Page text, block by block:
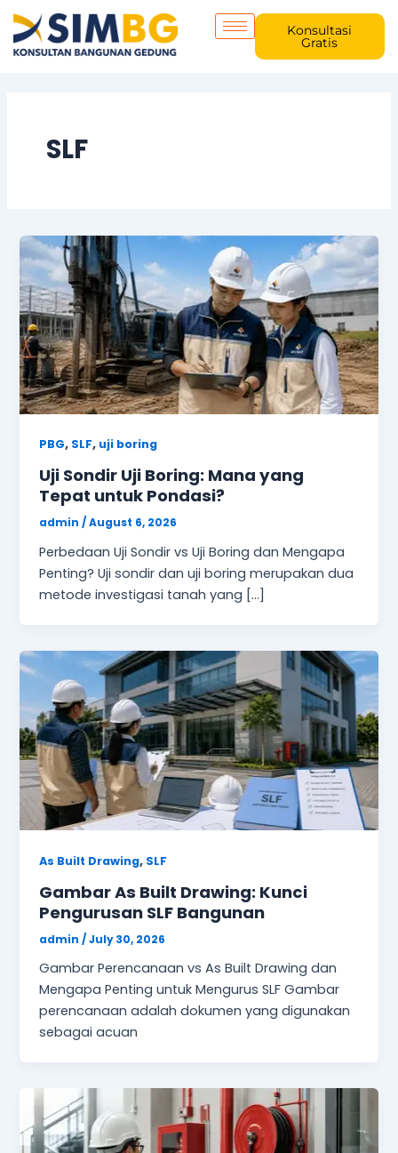
Skip
content
Konsultasi
Gratis
SLF
PBG, SLF, uji boring
Uji Sondir Uji Boring: Mana yang
Tepat untuk Pondasi?
admin/August 6, 2026
Perbedaan Uji Sondir vs Uji Boring dan Mengapa
Penting? Uji sondir dan uji boring merupakan dua
metode investigasi tanah yang […]
As Built Drawing, SLF
Gambar As Built Drawing: Kunci
Pengurusan SLF Bangunan
admin/July 30, 2026
Gambar Perencanaan vs As Built Drawing dan
Mengapa Penting untuk Mengurus SLF Gambar
perencanaan adalah dokumen yang digunakan
sebagai acuan